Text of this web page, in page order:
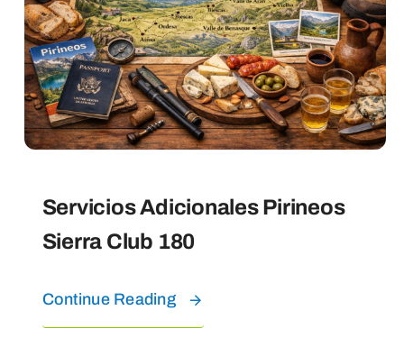
Servicios Adicionales Pirineos
Sierra Club 180
Continue Reading